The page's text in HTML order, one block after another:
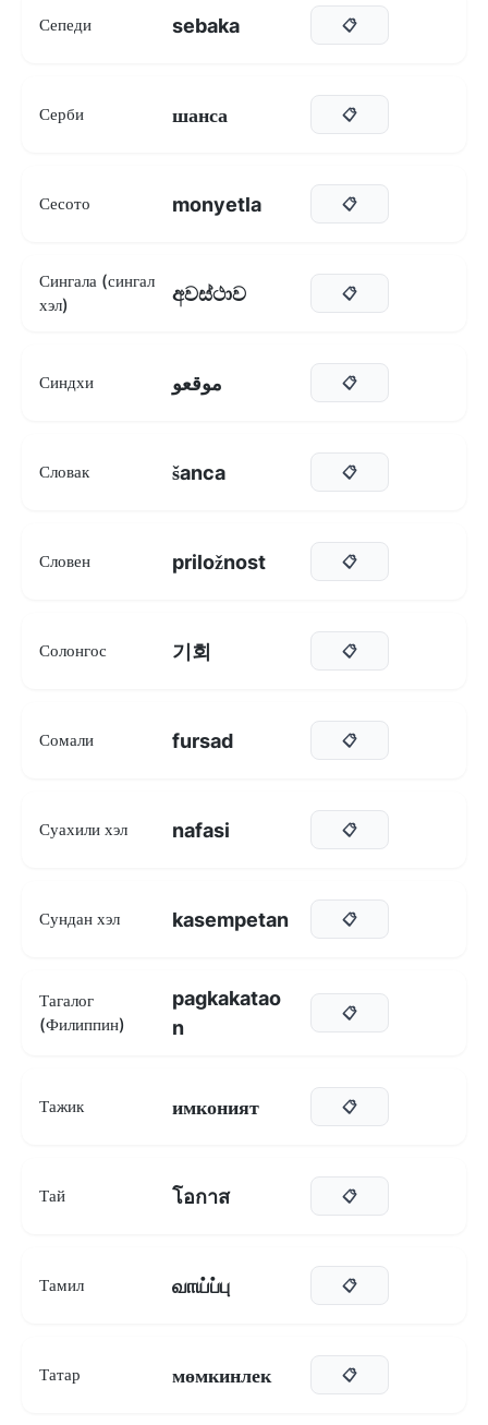
Сепеди sebaka 📋
Серби шанса 📋
Сесото monyetla 📋
Сингала (сингал
хэл)
අවස්ථාව 📋
Синдхи موقعو 📋
Словак šanca 📋
Словен priložnost 📋
Солонгос 기회 📋
Сомали fursad 📋
Суахили хэл nafasi 📋
Сундан хэл kasempetan 📋
Тагалог
(Филиппин)
pagkakatao
n
📋
Тажик имконият 📋
Тай โอกาส 📋
Тамил வாய்ப்பு 📋
Татар мөмкинлек 📋